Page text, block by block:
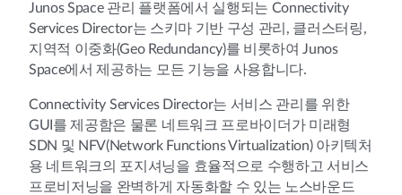
Junos Space 관리 플랫폼에서 실행되는 Connectivity
Services Director는 스키마 기반 구성 관리, 클러스터링,
지역적 이중화(Geo Redundancy)를 비롯하여 Junos
Space에서 제공하는 모든 기능을 사용합니다.
Connectivity Services Director는 서비스 관리를 위한
GUI를 제공함은 물론 네트워크 프로바이더가 미래형
SDN 및 NFV(Network Functions Virtualization) 아키텍처
용 네트워크의 포지셔닝을 효율적으로 수행하고 서비스
프로비저닝을 완벽하게 자동화할 수 있는 노스바운드